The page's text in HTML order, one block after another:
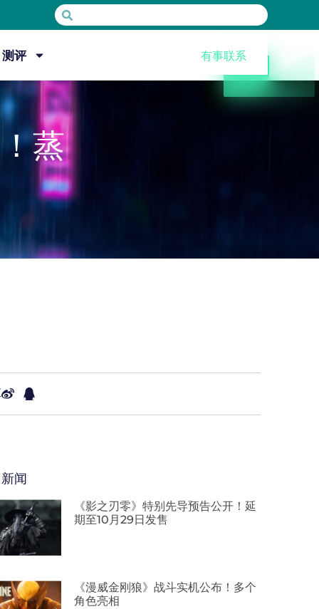
测评 有事联系
蒸
闻
《影之刃零》特别先导预告公开！延
期至10月29日发售
《漫威金刚狼》战斗实机公布！多个
角色亮相